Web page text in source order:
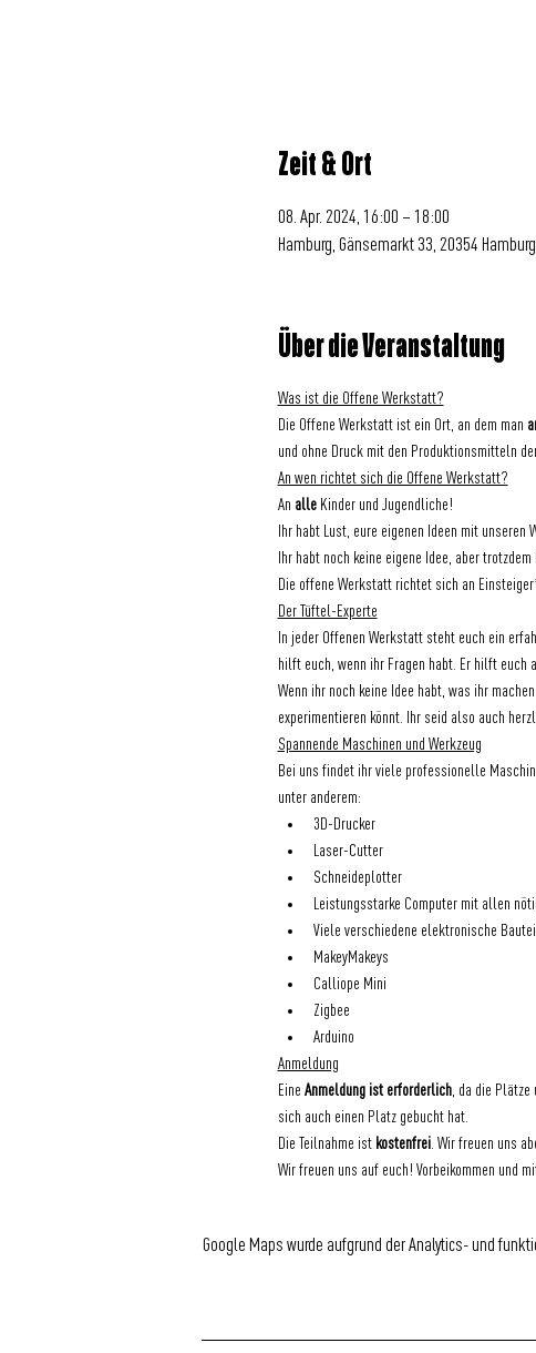
Zeit & Ort
08. Apr. 2024, 16:00 – 18:00
Hamburg, Gänsemarkt 33, 20354
Über die Veranstaltung
Was ist die Offene Werkstatt?
Die Offene Werkstatt ist ein Ort, an dem man
und ohne Druck mit den Produktionsmitteln
An wen richtet sich die Offene Werkstatt?
An alle Kinder und Jugendliche!
Ihr habt Lust, eure eigenen Ideen mit
Ihr habt noch keine eigene Idee, aber
Die offene Werkstatt richtet sich an
Der Tüftel-Experte
In jeder Offenen Werkstatt steht euch ein
hilft euch, wenn ihr Fragen habt. Er hilft euch
Wenn ihr noch keine Idee habt, was ihr
experimentieren könnt. Ihr seid also auch
Spannende Maschinen und Werkzeug
Bei uns findet ihr viele professionelle
unter anderem:
3D-Drucker
Laser-Cutter
Schneideplotter
Leistungsstarke Computer mit allen
Viele verschiedene elektronische
MakeyMakeys
Calliope Mini
Zigbee
Arduino
Anmeldung
Eine Anmeldung ist erforderlich, da die Plätze
sich auch einen Platz gebucht hat.
Die Teilnahme ist kostenfrei. Wir freuen uns
Wir freuen uns auf euch! Vorbeikommen und
Google Maps wurde aufgrund der Analytics- und